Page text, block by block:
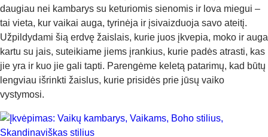
daugiau nei kambarys su keturiomis sienomis ir lova miegui –
tai vieta, kur vaikai auga, tyrinėja ir įsivaizduoja savo ateitį.
Užpildydami šią erdvę žaislais, kurie juos įkvepia, moko ir auga
kartu su jais, suteikiame jiems įrankius, kurie padės atrasti, kas
jie yra ir kuo jie gali tapti. Parengėme keletą patarimų, kad būtų
lengviau išrinkti žaislus, kurie prisidės prie jūsų vaiko
vystymosi.